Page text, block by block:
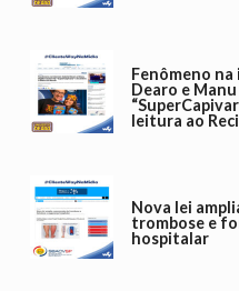
Fenômeno
Dearo e
leitura ao
Nova lei
trombose e
hospitalar